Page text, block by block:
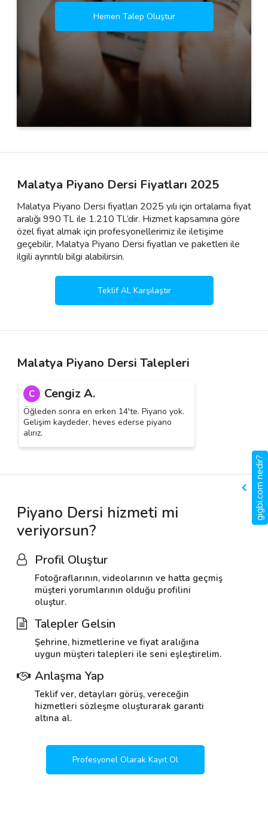
Hemen Talep Oluştur
Malatya Piyano Dersi Fiyatları 2025
Malatya Piyano Dersi fiyatları 2025 yılı için ortalama fiyat
aralığı 990 TL ile 1.210 TL’dir. Hizmet kapsamına göre
özel fiyat almak için profesyonellerimiz ile iletişime
geçebilir, Malatya Piyano Dersi fiyatları ve paketleri ile
ilgili ayrıntılı bilgi alabilirsin.
Teklif Al, Karşılaştır
Malatya Piyano Dersi Talepleri
C Cengiz A.
Öğleden sonra en erken 14'te. Piyano yok.
Gelişim kaydeder, heves ederse piyano
alırız.
Piyano Dersi hizmeti mi
veriyorsun?
Profil Oluştur
Fotoğraflarının, videolarının ve hatta geçmiş
müşteri yorumlarının olduğu profilini
oluştur.
Talepler Gelsin
Şehrine, hizmetlerine ve fiyat aralığına
uygun müşteri talepleri ile seni eşleştirelim.
Anlaşma Yap
Teklif ver, detayları görüş, vereceğin
hizmetleri sözleşme oluşturarak garanti
altına al.
Profesyonel Olarak Kayıt Ol
gigbi.com nedir?